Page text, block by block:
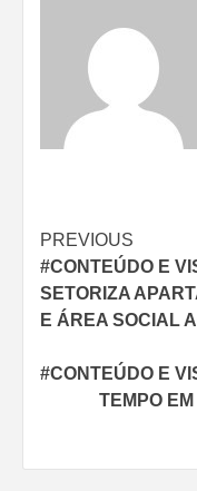
Continue
Reading
PREVIOUS
#CONTEÚDO E
SETORIZA
E ÁREA SOCIAL
#CONTEÚDO E
TEMPO